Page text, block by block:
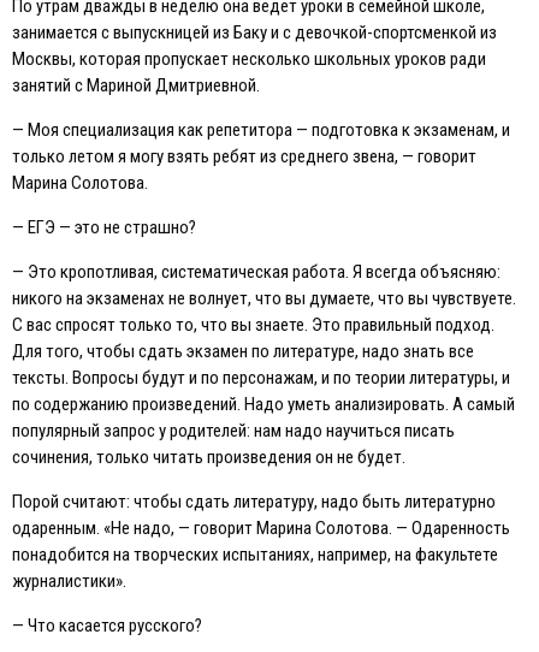
По утрам дважды в неделю она ведет уроки в семейной школе,
занимается с выпускницей из Баку и с девочкой-спортсменкой из
Москвы, которая пропускает несколько школьных уроков ради
занятий с Мариной Дмитриевной.
— Моя специализация как репетитора — подготовка к экзаменам, и
только летом я могу взять ребят из среднего звена, — говорит
Марина Солотова.
— EГЭ — это не страшно?
— Это кропотливая, систематическая работа. Я всегда объясняю:
никого на экзаменах не волнует, что вы думаете, что вы чувствуете.
С вас спросят только то, что вы знаете. Это правильный подход.
Для того, чтобы сдать экзамен по литературе, надо знать все
тексты. Вопросы будут и по персонажам, и по теории литературы, и
по содержанию произведений. Надо уметь анализировать. А самый
популярный запрос у родителей: нам надо научиться писать
сочинения, только читать произведения он не будет.
Порой считают: чтобы сдать литературу, надо быть литературно
одаренным. «Не надо, — говорит Марина Солотова. — Одаренность
понадобится на творческих испытаниях, например, на факультете
журналистики».
— Что касается русского?